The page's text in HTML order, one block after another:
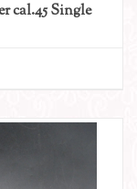
cal.45 Single